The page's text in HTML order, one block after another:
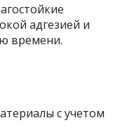
адгезией и
времени.
с учетом